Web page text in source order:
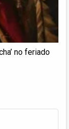
no feriado